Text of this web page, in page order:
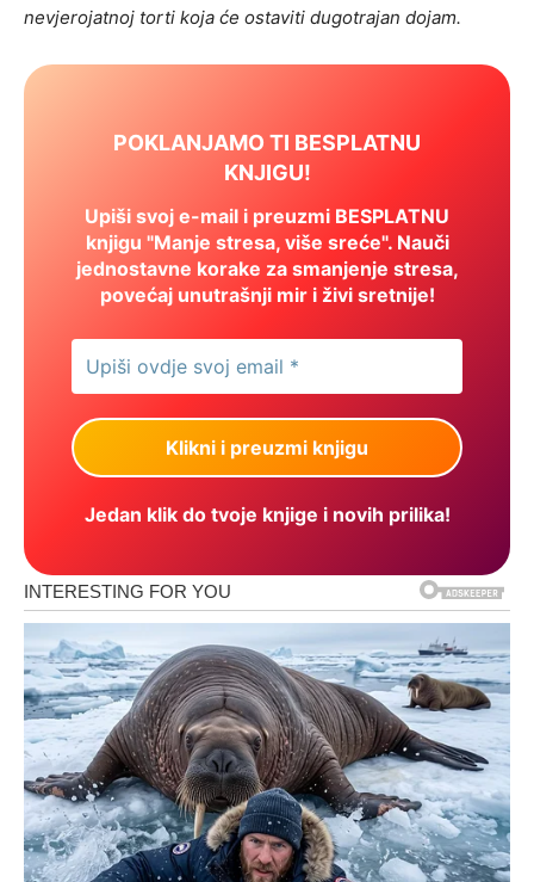
nevjerojatnoj torti koja će ostaviti dugotrajan dojam.
POKLANJAMO TI BESPLATNU
KNJIGU!
Upiši svoj e-mail i preuzmi BESPLATNU
knjigu "Manje stresa, više sreće". Nauči
jednostavne korake za smanjenje stresa,
povećaj unutrašnji mir i živi sretnije!
Jedan klik do tvoje knjige i novih prilika!